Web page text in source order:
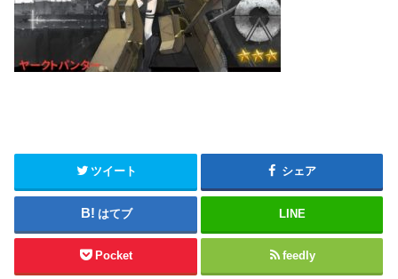
ツイート シェア
はてブ LINE
Pocket feedly